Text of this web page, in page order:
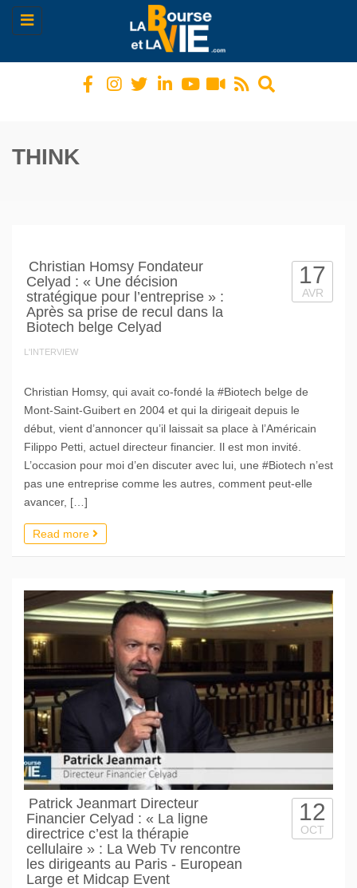
Toggle
navigation
THINK
Christian Homsy Fondateur
Celyad : « Une décision
stratégique pour l’entreprise » :
Après sa prise de recul dans la
Biotech belge Celyad
L'INTERVIEW
17
AVR
Christian Homsy, qui avait co-fondé la #Biotech belge de
Mont-Saint-Guibert en 2004 et qui la dirigeait depuis le
début, vient d’annoncer qu’il laissait sa place à l’Américain
Filippo Petti, actuel directeur financier. Il est mon invité.
L’occasion pour moi d’en discuter avec lui, une #Biotech n’est
pas une entreprise comme les autres, comment peut-elle
avancer, […]
Read more
Patrick Jeanmart Directeur
Financier Celyad : « La ligne
directrice c’est la thérapie
cellulaire » : La Web Tv rencontre
les dirigeants au Paris - European
Large et Midcap Event
12
OCT